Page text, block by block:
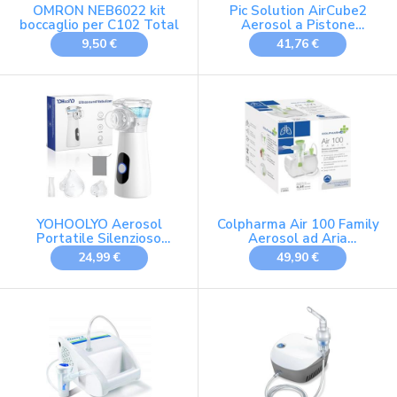
OMRON NEB6022 kit
boccaglio per C102 Total
9,50 €
Pic Solution AirCube2
Aerosol a Pistone
Silezioso, per
Trattamento di Aerosol
41,76 €
YOHOOLYO Aerosol
Portatile Silenzioso
26dB, 2 Modalità, Ricarica
USB-C con Funzione
Leggero, Ideale per
Viaggi e Uso Domestico
24,99 €
Colpharma Air 100 Family
Aerosol ad Aria
Compressa
49,90 €